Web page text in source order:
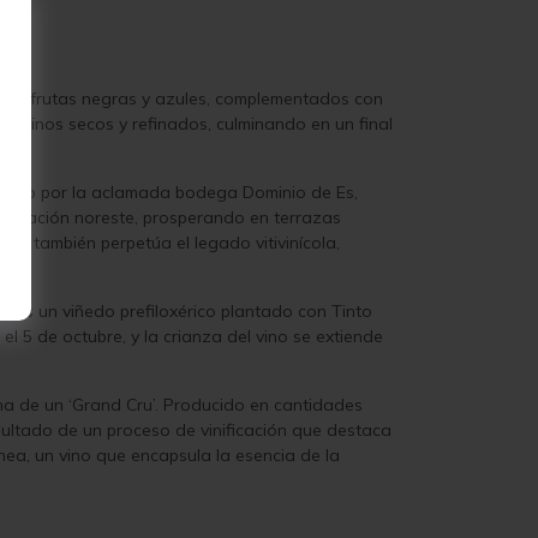
frutas negras y azules, complementados con
secos y refinados, culminando en un final
por la aclamada bodega Dominio de Es,
noreste, prosperando en terrazas
también perpetúa el legado vitivinícola,
Es un viñedo prefiloxérico plantado con Tinto
5 de octubre, y la crianza del vino se extiende
un ‘Grand Cru’. Producido en cantidades
de un proceso de vinificación que destaca
un vino que encapsula la esencia de la